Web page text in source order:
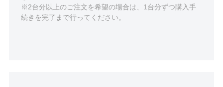
※2台分以上のご注文を希望の場合は、1台分ずつ購入手
続きを完了まで行ってください。